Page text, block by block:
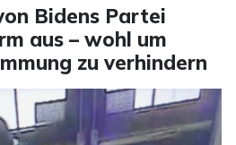
Bidens Partei
aus – wohl um
zu verhindern